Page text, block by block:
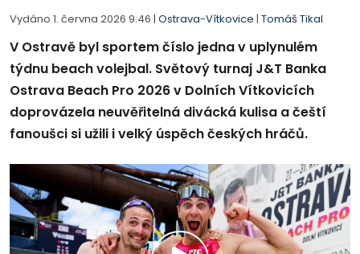
Vydáno 1. června 2026 9:46 | Ostrava-Vítkovice | Tomáš Tikal
V Ostravě byl sportem číslo jedna v uplynulém
týdnu beach volejbal. Světový turnaj J&T Banka
Ostrava Beach Pro 2026 v Dolních Vítkovicích
doprovázela neuvěřitelná divácká kulisa a čeští
fanoušci si užili i velký úspěch českých hráčů.